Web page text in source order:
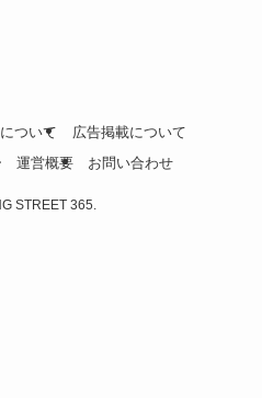
ついて
広告掲載について
運営概要 お問い合わせ
STREET 365.